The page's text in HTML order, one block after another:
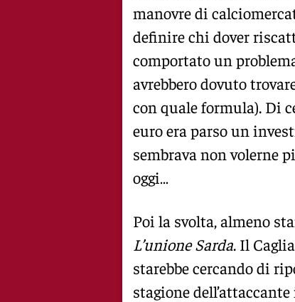
manovre di
definire chi dover
comportato un
avrebbero dovuto
con quale formula). Di
euro era parso un
sembrava non volerne
oggi…
Poi la svolta, almeno
L’unione Sarda. Il
starebbe cercando di
stagione